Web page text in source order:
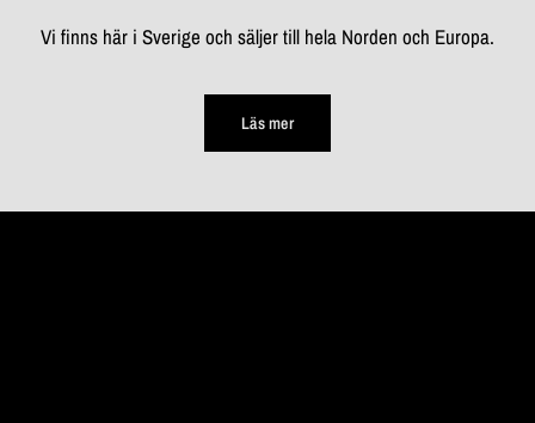
Vi finns här i Sverige och säljer till hela Norden och Europa.
Läs mer